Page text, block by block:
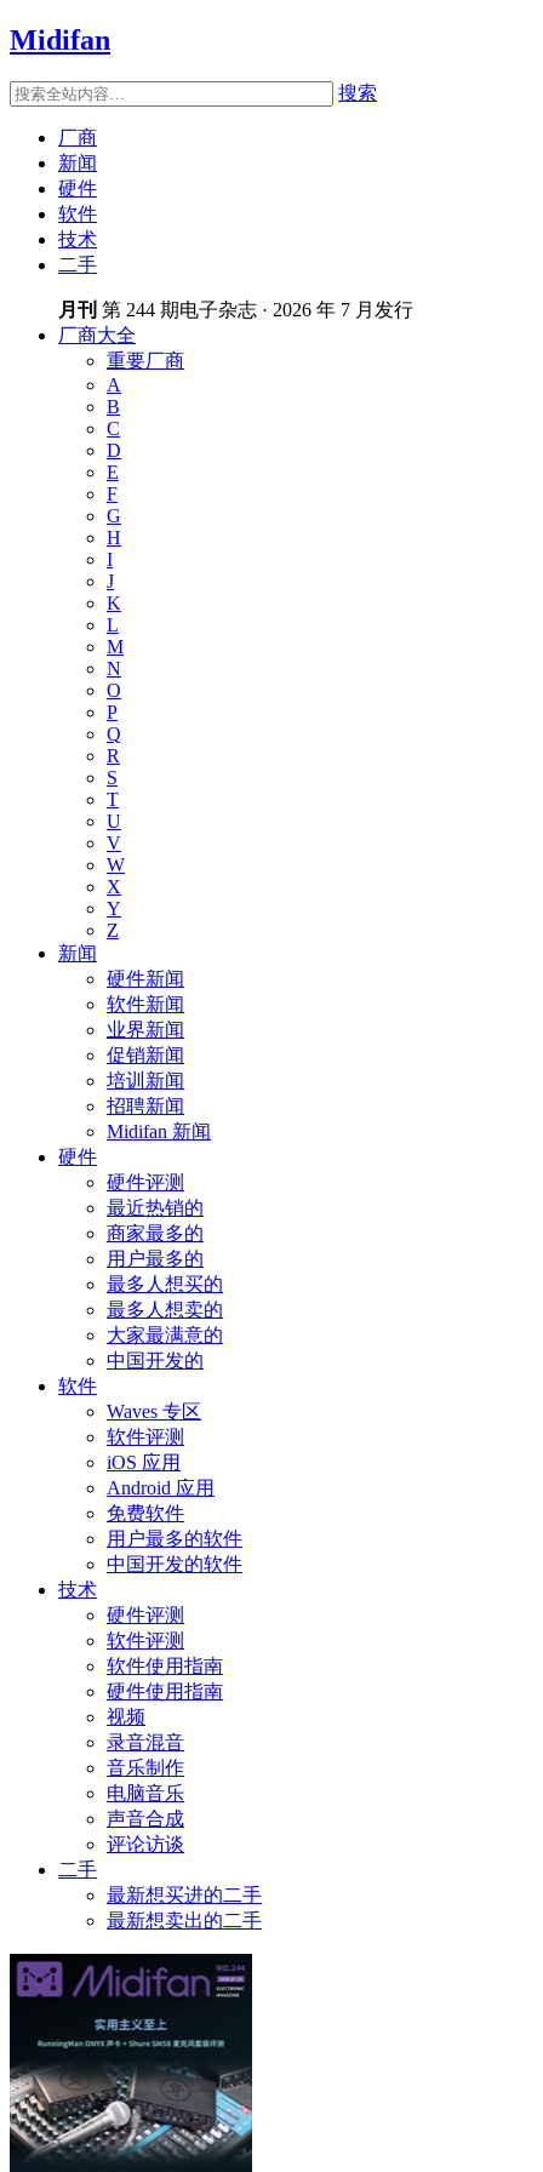
Midifan
搜索
厂商
新闻
硬件
软件
技术
二手
月刊 第 244 期电子杂志 · 2026 年 7 月发行
厂商大全
重要厂商
A
B
C
D
E
F
G
H
I
J
K
L
M
N
O
P
Q
R
S
T
U
V
W
X
Y
Z
新闻
硬件新闻
软件新闻
业界新闻
促销新闻
培训新闻
招聘新闻
Midifan 新闻
硬件
硬件评测
最近热销的
商家最多的
用户最多的
最多人想买的
最多人想卖的
大家最满意的
中国开发的
软件
Waves 专区
软件评测
iOS 应用
Android 应用
免费软件
用户最多的软件
中国开发的软件
技术
硬件评测
软件评测
软件使用指南
硬件使用指南
视频
录音混音
音乐制作
电脑音乐
声音合成
评论访谈
二手
最新想买进的二手
最新想卖出的二手